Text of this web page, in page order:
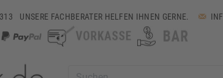
UNSERE FACHBERATER HELFEN IHNEN GERNE.